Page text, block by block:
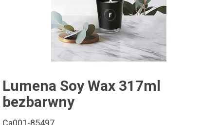
Lumena Soy Wax 317ml
bezbarwny
Ca001-85497